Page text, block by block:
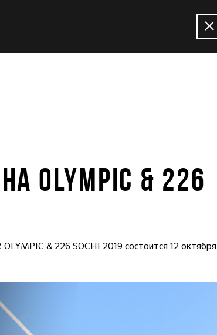
OLYMPIC & 226
& 226 SOCHI 2019 состоится 12 октября